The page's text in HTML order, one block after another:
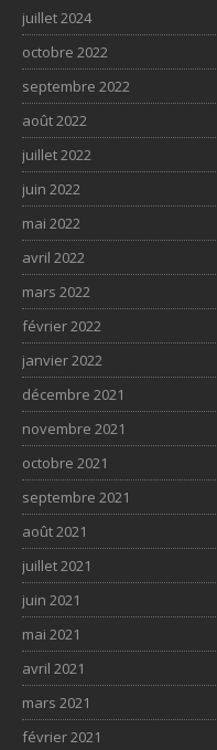
juillet 2024
octobre 2022
septembre 2022
août 2022
juillet 2022
juin 2022
mai 2022
avril 2022
mars 2022
février 2022
janvier 2022
décembre 2021
novembre 2021
octobre 2021
septembre 2021
août 2021
juillet 2021
juin 2021
mai 2021
avril 2021
mars 2021
février 2021